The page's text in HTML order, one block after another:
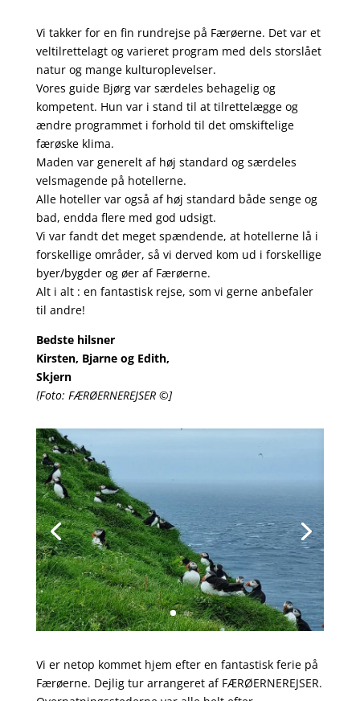
Vi takker for en fin rundrejse på Færøerne. Det var et
veltilrettelagt og varieret program med dels storslået
natur og mange kulturoplevelser.
Vores guide Bjørg var særdeles behagelig og
kompetent. Hun var i stand til at tilrettelægge og
ændre programmet i forhold til det omskiftelige
færøske klima.
Maden var generelt af høj standard og særdeles
velsmagende på hotellerne.
Alle hoteller var også af høj standard både senge og
bad, endda flere med god udsigt.
Vi var fandt det meget spændende, at hotellerne lå i
forskellige områder, så vi derved kom ud i forskellige
byer/bygder og øer af Færøerne.
Alt i alt : en fantastisk rejse, som vi gerne anbefaler
til andre!
Bedste hilsner
Kirsten, Bjarne og Edith,
Skjern
[Foto: FÆRØERNEREJSER ©]
Vi er netop kommet hjem efter en fantastisk ferie på
Færøerne. Dejlig tur arrangeret af FÆRØERNEREJSER.